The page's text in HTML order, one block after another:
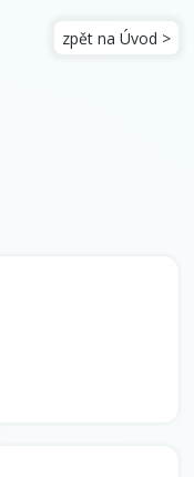
zpět na Úvod >